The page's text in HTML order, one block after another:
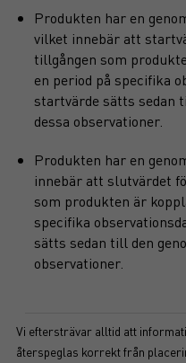
Produkten har en
vilket innebär att
tillgången som
en period på specifika
startvärde sätts sedan
dessa observationer.
Produkten har en
innebär att slutvärdet
som produkten är
specifika
sätts sedan till den
observationer.
Vi eftersträvar alltid att
återspeglas korrekt från